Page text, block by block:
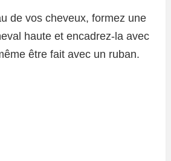
de vos cheveux, formez une
haute et encadrez-la avec
être fait avec un ruban.